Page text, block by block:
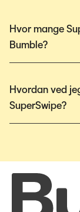
Hvor mange
Bumble?
Hvordan ved
SuperSwipe?